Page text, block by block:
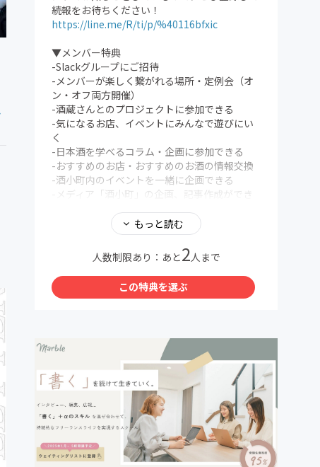
続報をお待ちください！
https://line.me/R/ti/p/%40116bfxic
▼メンバー特典
-Slackグループにご招待
-メンバーが楽しく繋がれる場所・定例会（オ
ン・オフ両方開催）
-酒蔵さんとのプロジェクトに参加できる
-気になるお店、イベントにみんなで遊びにい
く
-日本酒を学べるコラム・企画に参加できる
-おすすめのお店・おすすめのお酒の情報交換
-酒小町内のイベントを一緒に企画できる
-メディア「酒小町」の企画、記事作成ができ
※入会後はCAMPFIREから、【CAMPFIREコミ
ュニティ】参加完了のお知らせ」というタイト
ルのメールの下部にある、オーナーからのメッ
セージに記載している酒小町登録フォームへご
記入が必要です。登録フォームに必要事項を記
※本コミュニティは20代〜30代限定です。
もっと読む
人数制限あり：あと2人まで
この特典を選ぶ